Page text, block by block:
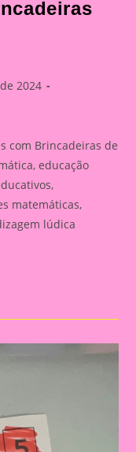
2024
com Brincadeiras de
educação
matemáticas,
lúdica